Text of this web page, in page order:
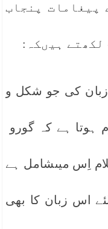
پیغامات پنجاب
ہیںکہ:
زبان کی جو شکل و
ہے کہ گورو
اِس میںشامل ہے
اس زبان کا بھی